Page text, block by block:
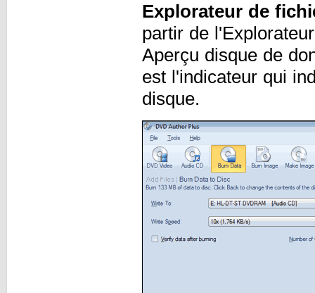
Explorateur de
partir de
Aperçu disque de
est l'indicateur qui
disque.